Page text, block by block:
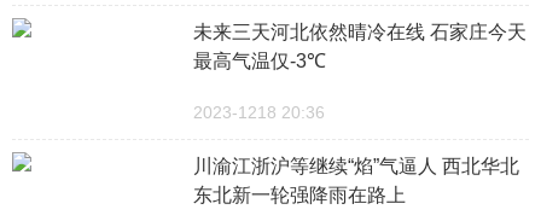
未来三天河北依然晴冷在线 石家庄今天
最高气温仅-3℃
2023-1218 20:36
川渝江浙沪等继续“焰”气逼人 西北华北
东北新一轮强降雨在路上